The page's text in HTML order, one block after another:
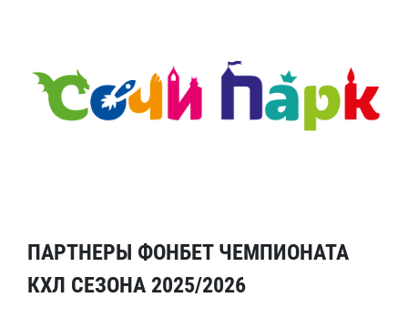
ПАРТНЕРЫ ФОНБЕТ ЧЕМПИОНАТА
КХЛ СЕЗОНА 2025/2026